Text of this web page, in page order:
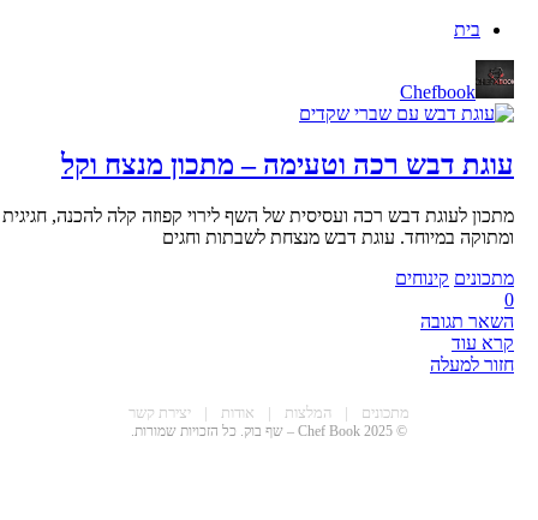
בית
Chefbook
עוגת דבש רכה וטעימה – מתכון מנצח וקל
מתכון לעוגת דבש רכה ועסיסית של השף לירוי קפוזה קלה להכנה, חגיגית
ומתוקה במיוחד. עוגת דבש מנצחת לשבתות וחגים
מתכונים קינוחים
השאר תגובה
קרא עוד
חזור למעלה
מתכונים | המלצות | אודות | יצירת קשר